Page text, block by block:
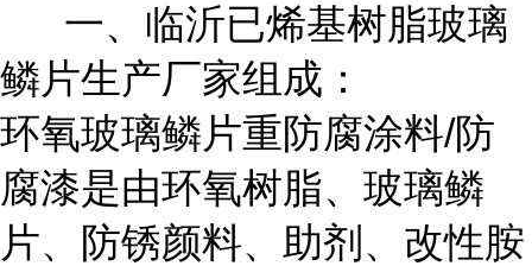
一、临沂已烯基树脂玻璃
鳞片生产厂家组成：
环氧玻璃鳞片重防腐涂料/防
腐漆是由环氧树脂、玻璃鳞
片、防锈颜料、助剂、改性胺